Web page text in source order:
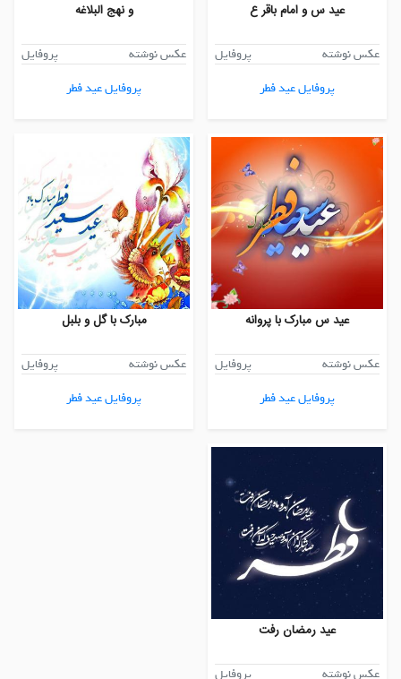
عید س و امام باقر ع
عکس نوشته
پروفایل
پروفایل عید فطر
و نهج البلاغه
عکس نوشته
پروفایل
پروفایل عید فطر
عید س مبارک با پروانه
عکس نوشته
پروفایل
پروفایل عید فطر
مبارک با گل و بلبل
عکس نوشته
پروفایل
پروفایل عید فطر
عید رمضان رفت
عکس نوشته پروفایل